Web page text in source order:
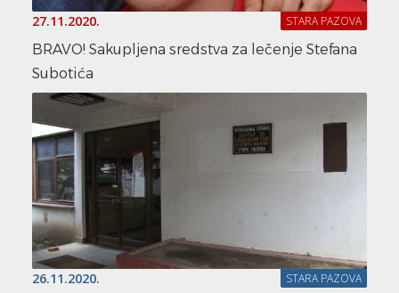
27.11.2020. STARA PAZOVA
BRAVO! Sakupljena sredstva za lečenje Stefana
Subotića
26.11.2020. STARA PAZOVA